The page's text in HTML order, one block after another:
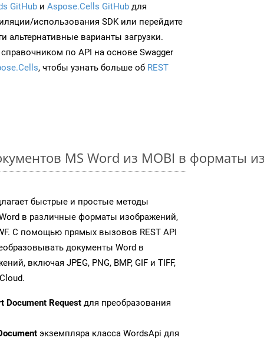
GitHub и Aspose.Cells GitHub для
использования SDK или перейдите
альтернативные варианты загрузки.
по API на основе Swagger
, чтобы узнать больше об REST
MS Word из MOBI в форматы
быстрые и простые методы
в различные форматы изображений,
С помощью прямых вызовов REST API
документы Word в
включая JPEG, PNG, BMP, GIF и TIFF,
Document Request для преобразования
экземпляра класса WordsApi для